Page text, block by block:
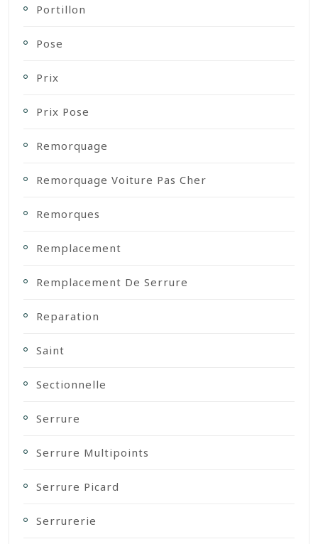
Portillon
Pose
Prix
Prix Pose
Remorquage
Remorquage Voiture Pas Cher
Remorques
Remplacement
Remplacement De Serrure
Reparation
Saint
Sectionnelle
Serrure
Serrure Multipoints
Serrure Picard
Serrurerie